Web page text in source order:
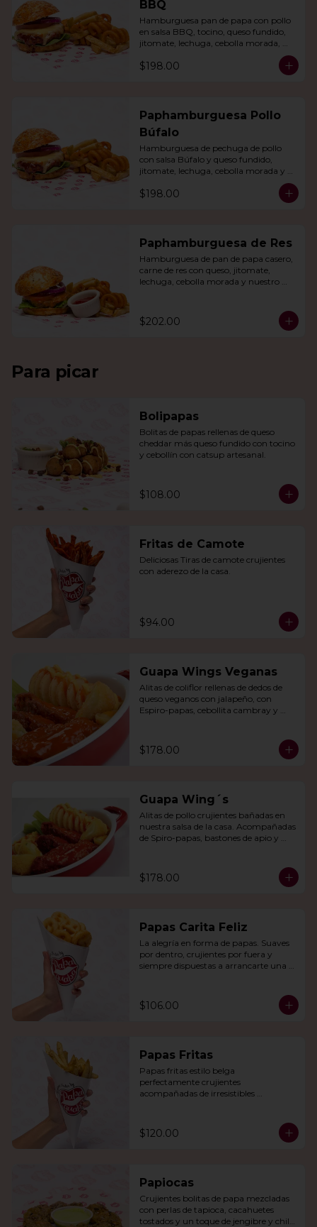
BBQ
Hamburguesa pan de papa con pollo
en salsa BBQ, tocino, queso fundido,
jitomate, lechuga, cebolla morada,
$198.00
Paphamburguesa Pollo
Búfalo
Hamburguesa de pechuga de pollo
con salsa Búfalo y queso fundido,
jitomate, lechuga, cebolla morada y
nuestra salsa especial. Con papas fritas
y rizo.
$198.00
Paphamburguesa de Res
Hamburguesa de pan de papa casero,
carne de res con queso, jitomate,
lechuga, cebolla morada y nuestro
$202.00
Para picar
Bolipapas
Bolitas de papas rellenas de queso
cheddar más queso fundido con tocino
y cebollín con catsup artesanal.
$108.00
Fritas de Camote
Deliciosas Tiras de camote crujientes
con aderezo de la casa.
$94.00
Guapa Wings Veganas
Alitas de coliflor rellenas de dedos de
queso veganos con jalapeño, con
Espiro-papas, cebollita cambray y
$178.00
Guapa Wing´s
Alitas de pollo crujientes bañadas en
nuestra salsa de la casa. Acompañadas
de Spiro-papas, bastones de apio y
$178.00
Papas Carita Feliz
La alegría en forma de papas. Suaves
por dentro, crujientes por fuera y
siempre dispuestas a arrancarte una
$106.00
Papas Fritas
Papas fritas estilo belga
perfectamente crujientes
acompañadas de irresistibles
$120.00
Papiocas
Crujientes bolitas de papa mezcladas
con perlas de tapioca, cacahuetes
tostados y un toque de jengibre y chile